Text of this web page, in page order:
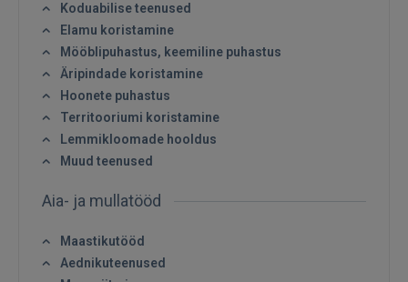
Sisene
SISENE
Unustasite parooli?
Koduabilise teenused
Elamu koristamine
Mööblipuhastus, keemiline puhastus
Äripindade koristamine
Hoonete puhastus
Territooriumi koristamine
Lemmikloomade hooldus
Muud teenused
Aia- ja mullatööd
Maastikutööd
Aednikuteenused